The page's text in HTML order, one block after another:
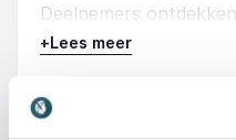
Deelnemers
gedragspatronen, juist
leren herkennen én
de acht denk- en
+Lees meer